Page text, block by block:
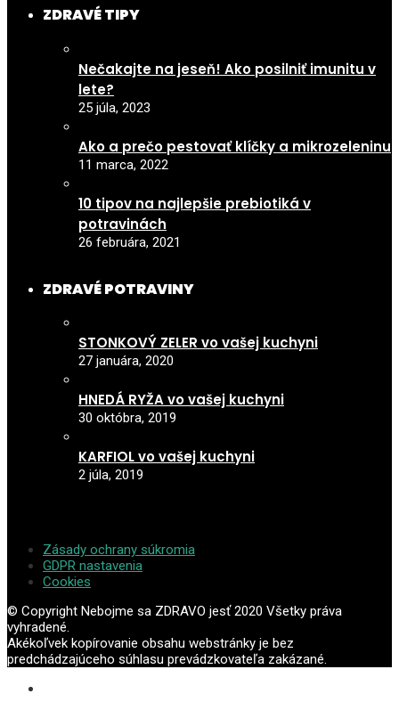
ZDRAVÉ TIPY
Nečakajte na jeseň! Ako posilniť imunitu v
lete?
25 júla, 2023
Ako a prečo pestovať klíčky a mikrozeleninu
11 marca, 2022
10 tipov na najlepšie prebiotiká v
potravinách
26 februára, 2021
ZDRAVÉ POTRAVINY
STONKOVÝ ZELER vo vašej kuchyni
27 januára, 2020
HNEDÁ RYŽA vo vašej kuchyni
30 októbra, 2019
KARFIOL vo vašej kuchyni
2 júla, 2019
Zásady ochrany súkromia
GDPR nastavenia
Cookies
© Copyright Nebojme sa ZDRAVO jesť 2020 Všetky práva
vyhradené.
Akékoľvek kopírovanie obsahu webstránky je bez
predchádzajúceho súhlasu prevádzkovateľa zakázané.